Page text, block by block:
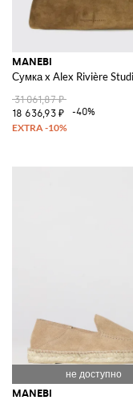
MANEBI
Сумка x Alex Rivière
31 061,87 ₽
18 636,93 ₽
-40%
MANEBI